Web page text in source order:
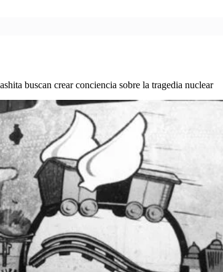
buscan crear conciencia sobre la tragedia nuclear